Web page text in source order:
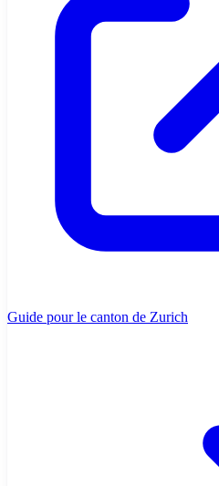
Guide pour le canton de Zurich